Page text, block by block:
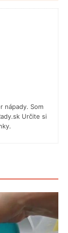
nápady. Som
Určite si